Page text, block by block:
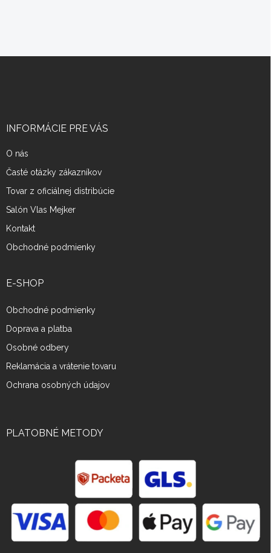
INFORMÁCIE PRE VÁS
O nás
Časté otázky zákazníkov
Tovar z oficiálnej distribúcie
Salón Vlas Mejker
Kontakt
Obchodné podmienky
E-SHOP
Obchodné podmienky
Doprava a platba
Osobné odbery
Reklamácia a vrátenie tovaru
Ochrana osobných údajov
PLATOBNÉ METODY